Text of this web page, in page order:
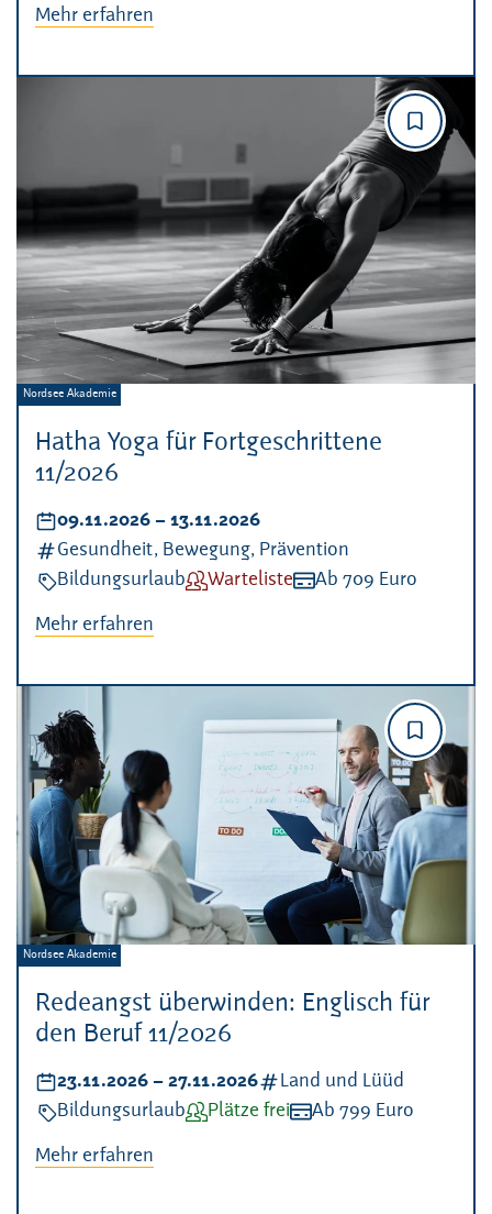
Mehr erfahren
Hatha Yoga für Fortgeschrittene
11/2026
Veranstalter:
Nordsee Akademie
Datum:
09.11.2026 – bis
13.11.2026
Kategorien:
Gesundheit, Bewegung, Prävention
Veranstaltungsart:
BildungsurlaubVerfügbarkeit:
WartelisteKosten:
Ab 709 Euro
Mehr erfahren
Redeangst überwinden: Englisch für
den Beruf 11/2026
Veranstalter:
Nordsee Akademie
Datum:
23.11.2026 – bis
27.11.2026Kategorien:
Land und Lüüd
Veranstaltungsart:
BildungsurlaubVerfügbarkeit:
Plätze freiKosten:
Ab 799 Euro
Mehr erfahren